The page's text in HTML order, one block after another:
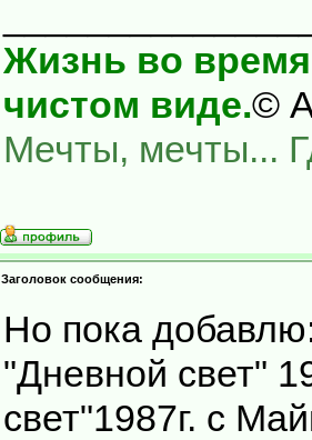
Жизнь во время
чистом виде.©
Мечты, мечты...
Заголовок сообщения:
Но пока
"Дневной свет"
свет"1987г. с